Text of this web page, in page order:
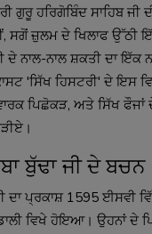
ਗੁਰੂ ਹਰਿਗੋਬਿੰਦ ਸਾਹਿਬ ਜੀ
ਸਗੋਂ ਜ਼ੁਲਮ ਦੇ ਖਿਲਾਫ ਉੱਠੀ
ਨਾਲ-ਨਾਲ ਸ਼ਕਤੀ ਦਾ ਇੱਕ
'ਸਿੱਖ ਹਿਸਟਰੀ' ਦੇ ਇਸ
ਪਿਛੋਕੜ, ਅਤੇ ਸਿੱਖ ਫੌਜਾਂ
ਬੁੱਢਾ ਜੀ ਦੇ ਬਚਨ
ਦਾ ਪ੍ਰਕਾਸ਼ 1595 ਈਸਵੀ
ਵਿਖੇ ਹੋਇਆ। ਉਹਨਾਂ ਦੇ